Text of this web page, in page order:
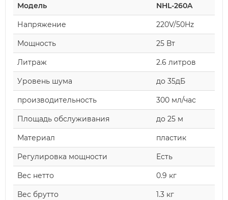
Модель NHL-260A
Напряжение 220V/50Hz
Мощность 25 Вт
Литраж 2.6 литров
Уровень шума до 35дБ
производительность 300 мл/час
Площадь обслуживания до 25 м
Материал пластик
Регулировка мощности Есть
Вес нетто 0.9 кг
Вес брутто 1.3 кг